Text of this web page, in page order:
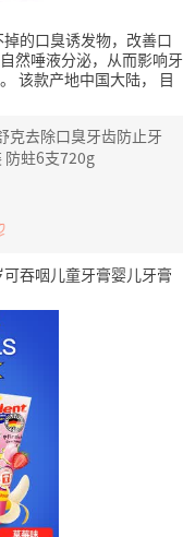
的口臭诱发物，改善口
然唾液分泌，从而影响牙
该款产地中国大陆，
目
克去除口臭牙齿防止牙
防蛀6支720g
吞咽儿童牙膏婴儿牙膏